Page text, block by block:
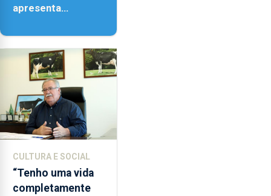
apresenta
Paisagem’
CULTURA E SOCIAL
“Tenho uma vida
completamente